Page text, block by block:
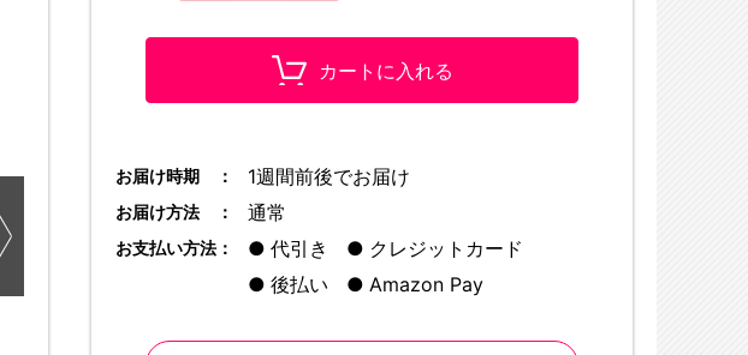
カートに入れる
お届け時期 ： 1週間前後でお届け
お届け方法 ： 通常
お支払い方法： 代引き
クレジットカード
後払い
Amazon Pay